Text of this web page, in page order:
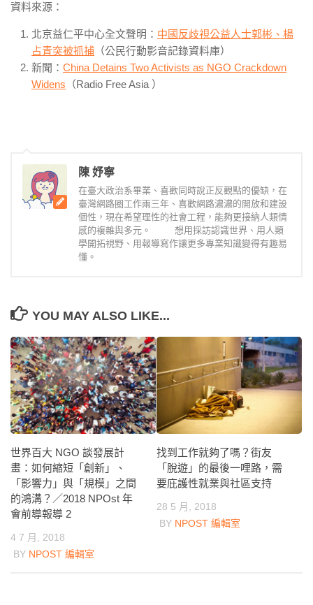
資料來源：
北京益仁平中心全文聲明： 中國反歧視公益人士郭彬、楊
占青突被抓捕 （公民行動影音記錄資料庫）
新聞： China Detains Two Activists as NGO Crackdown
Widens （Radio Free Asia ）
陳 妤寧
在臺大政治系畢業、喜歡同時說正反觀點的優缺，在
臺灣網路圈工作兩三年、喜歡網路濃濃的開放和建設
個性，現在希望理性的社會工程，能夠更接納人類情
感的複雜與多元。 想用採訪認識世界、用人類
學開拓視野、用報導寫作讓更多專業知識變得有趣易
懂。
YOU MAY ALSO LIKE...
世界百大 NGO 談發展計
畫：如何縮短「創新」、
「影響力」與「規模」之間
的鴻溝？／2018 NPOst 年
會前導報導 2
4 7 月, 2018
BY NPOST 編輯室
找到工作就夠了嗎？街友
「脫遊」的最後一哩路，需
要庇護性就業與社區支持
28 5 月, 2018
BY NPOST 編輯室